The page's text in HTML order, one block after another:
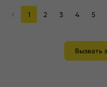
1 2 3 4 5
Вызвать